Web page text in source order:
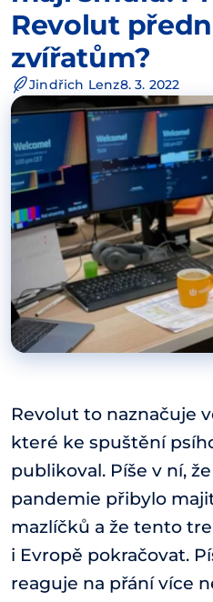
Revolut
zvířatům?
Jindřich Lenz8. 3. 2022
Revolut to naznačuje
které ke spuštění
publikoval. Píše v ní,
pandemie přibylo
mazlíčků a že tento
i Evropě pokračovat.
reaguje na přání více